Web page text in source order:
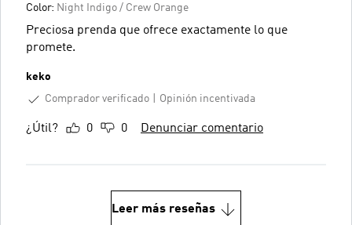
Color: Night Indigo / Crew Orange
Preciosa prenda que ofrece exactamente lo que
promete.
keko
Comprador verificado
Opinión incentivada
¿Útil? 0 0 Denunciar comentario
Leer más reseñas